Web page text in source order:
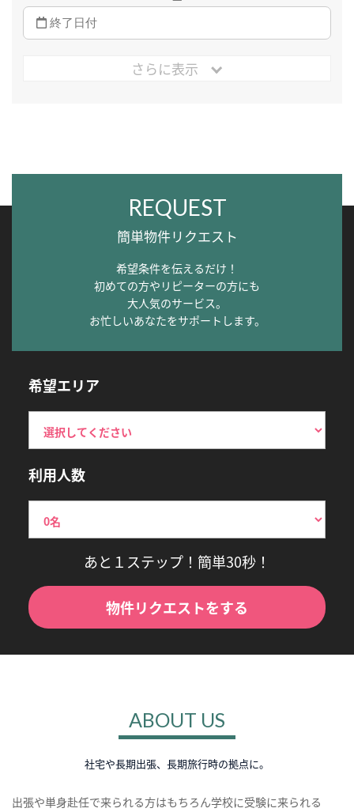
さらに表示
REQUEST
簡単物件リクエスト
希望条件を伝えるだけ！
初めての方やリピーターの方にも
大人気のサービス。
お忙しいあなたをサポートします。
希望エリア
利用人数
あと１ステップ！簡単30秒！
物件リクエストをする
ABOUT US
社宅や長期出張、長期旅行時の拠点に。
出張や単身赴任で来られる方はもちろん学校に受験に来られる